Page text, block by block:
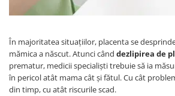
Echipament protectie bicicleta si
Accesorii auto copii
Haine & accesorii plaja
Haine plaja / inot
În majoritatea situațiilor, placenta se
mămica a născut. Atunci când dezlipirea de
prematur, medicii specialiști trebuie să ia
în pericol atât mama cât și fătul. Cu cât
din timp, cu atât riscurile scad.